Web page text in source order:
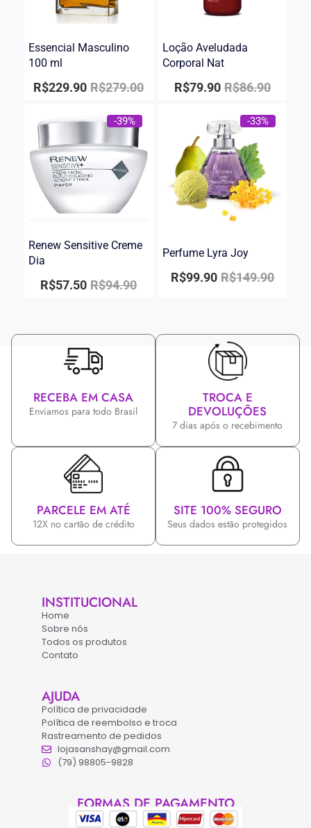
Essencial Masculino
100 ml
R$279.00
R$229.90
Loção Aveludada
Corporal Nat
R$86.90
R$79.90
-39%
Renew Sensitive Creme
Dia
R$94.90
R$57.50
-33%
Perfume Lyra Joy
R$149.90
R$99.90
RECEBA EM CASA
Enviamos para todo Brasil
TROCA E
DEVOLUÇÕES
7 dias após o recebimento
PARCELE EM ATÉ
12X no cartão de crédito
SITE 100% SEGURO
Seus dados estão protegidos
INSTITUCIONAL
Home
Sobre nós
Todos os produtos
Contato
AJUDA
Política de privacidade
Política de reembolso e troca
Rastreamento de pedidos
lojasanshay@gmail.com
(79) 98805-9828
FORMAS DE PAGAMENTO